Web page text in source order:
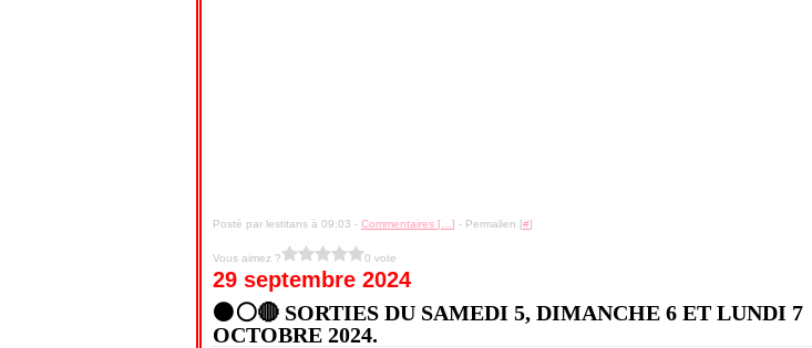
Posté par lestitans à 09:03 - Commentaires [ ] - Permalien [#]
Vous aimez ? 0 vote
29 septembre 2024
⚫⚪🔴 SORTIES DU SAMEDI 5, DIMANCHE 6 ET LUNDI 7
OCTOBRE 2024.